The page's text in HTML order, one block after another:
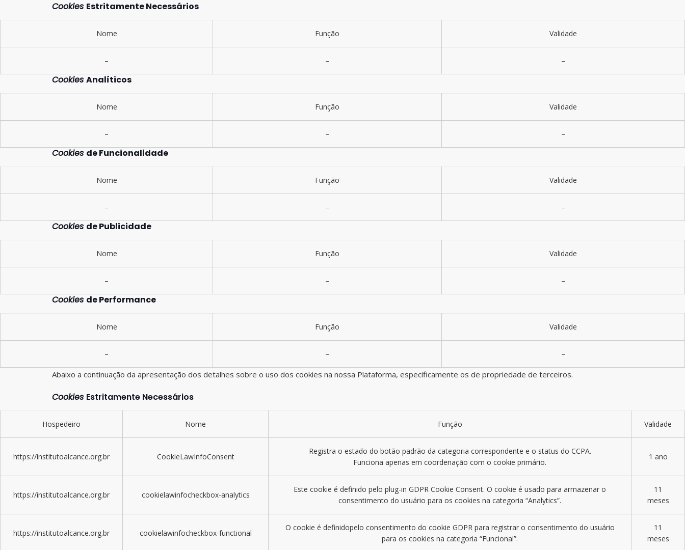
Cookies Estritamente Necessários
Nome Função Validade
– – –
CookiesAnalíticos
Nome Função Validade
– – –
Cookies de Funcionalidade
Nome Função Validade
– – –
Cookies de Publicidade
Nome Função Validade
– – –
Cookies de Performance
Nome Função Validade
– – –
Abaixo a continuação da apresentação dos detalhes sobre o uso dos cookies na nossa Plataforma, especificamente os de propriedade de terceiros.
Cookies Estritamente Necessários
Hospedeiro Nome Função Validade
https://institutoalcance.org.br CookieLawInfoConsent
Registra o estado do botão padrão da categoria correspondente e o status do CCPA.
Funciona apenas em coordenação com o cookie primário.
1 ano
https://institutoalcance.org.br cookielawinfocheckbox-analytics
Este cookie é definido pelo plug-in GDPR Cookie Consent. O cookie é usado para armazenar o
consentimento do usuário para os cookies na categoria “Analytics”.
11
meses
https://institutoalcance.org.br cookielawinfocheckbox-functional
O cookie é definidopelo consentimento do cookie GDPR para registrar o consentimento do usuário
para os cookies na categoria “Funcional”.
11
meses